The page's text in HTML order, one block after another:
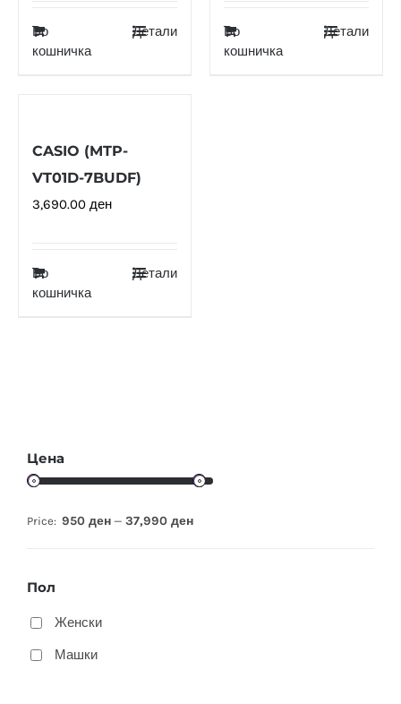
Во
кошничка
Детали
Во
кошничка
Детали
CASIO (MTP-
VT01D-7BUDF)
3,690.00 ден
Во
кошничка
Детали
Цена
Price: 950 ден — 37,990 ден
Пол
Женски
Машки